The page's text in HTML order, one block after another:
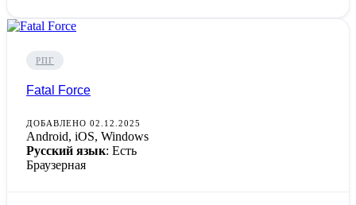
РПГ
Fatal Force
ДОБАВЛЕНО 02.12.2025
Android, iOS, Windows
Русский язык: Есть
Браузерная